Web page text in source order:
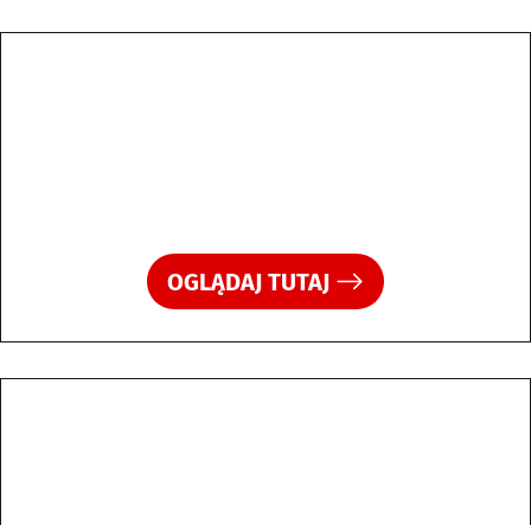
OGLĄDAJ TUTAJ